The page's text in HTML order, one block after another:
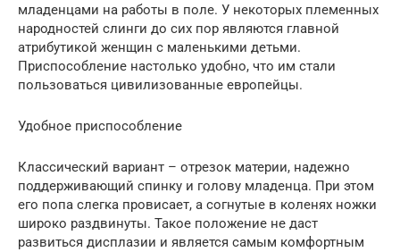
младенцами на работы в поле. У некоторых племенных
народностей слинги до сих пор являются главной
атрибутикой женщин с маленькими детьми.
Приспособление настолько удобно, что им стали
пользоваться цивилизованные европейцы.
Удобное приспособление
Классический вариант – отрезок материи, надежно
поддерживающий спинку и голову младенца. При этом
его попа слегка провисает, а согнутые в коленях ножки
широко раздвинуты. Такое положение не даст
развиться дисплазии и является самым комфортным